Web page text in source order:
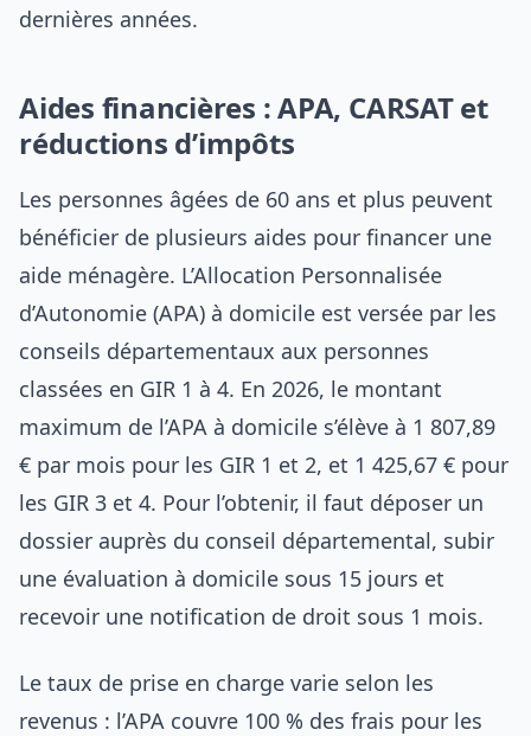
dernières années.
Aides financières : APA, CARSAT et
réductions d’impôts
Les personnes âgées de 60 ans et plus peuvent
bénéficier de plusieurs aides pour financer une
aide ménagère. L’Allocation Personnalisée
d’Autonomie (APA) à domicile est versée par les
conseils départementaux aux personnes
classées en GIR 1 à 4. En 2026, le montant
maximum de l’APA à domicile s’élève à 1 807,89
€ par mois pour les GIR 1 et 2, et 1 425,67 € pour
les GIR 3 et 4. Pour l’obtenir, il faut déposer un
dossier auprès du conseil départemental, subir
une évaluation à domicile sous 15 jours et
recevoir une notification de droit sous 1 mois.
Le taux de prise en charge varie selon les
revenus : l’APA couvre 100 % des frais pour les